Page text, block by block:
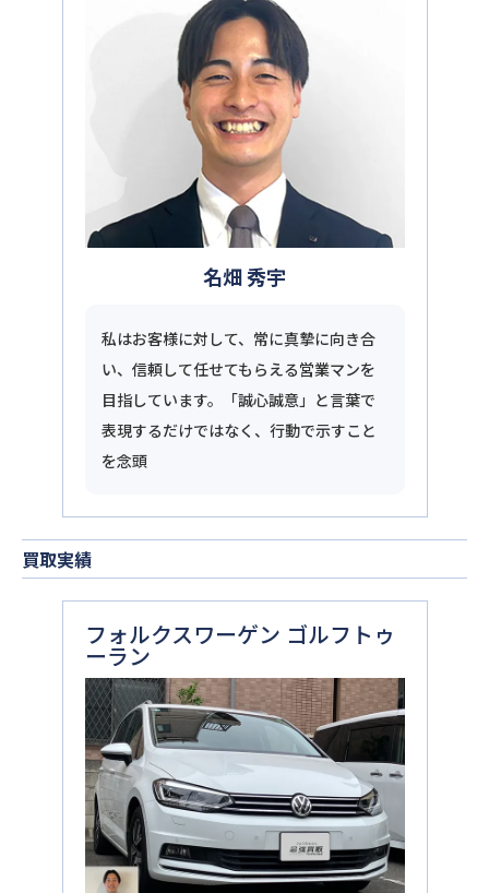
名畑 秀宇
私はお客様に対して、常に真摯に向き合
い、信頼して任せてもらえる営業マンを
目指しています。「誠心誠意」と言葉で
表現するだけではなく、行動で示すこと
を念頭
買取実績
フォルクスワーゲン ゴルフトゥ
ーラン